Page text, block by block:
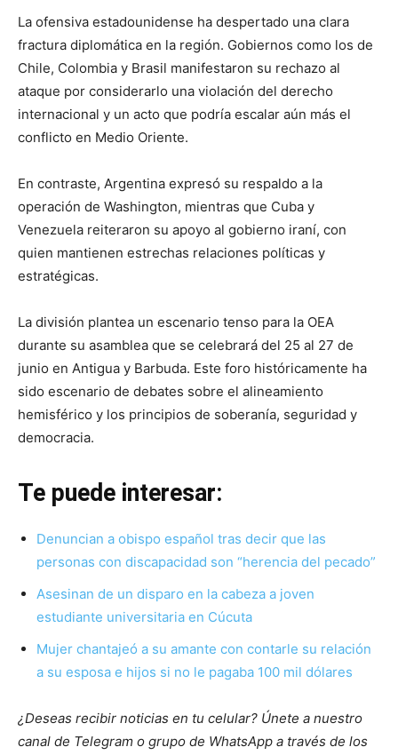
La ofensiva estadounidense ha despertado una clara
fractura diplomática en la región. Gobiernos como los de
Chile, Colombia y Brasil manifestaron su rechazo al
ataque por considerarlo una violación del derecho
internacional y un acto que podría escalar aún más el
conflicto en Medio Oriente.
En contraste, Argentina expresó su respaldo a la
operación de Washington, mientras que Cuba y
Venezuela reiteraron su apoyo al gobierno iraní, con
quien mantienen estrechas relaciones políticas y
estratégicas.
La división plantea un escenario tenso para la OEA
durante su asamblea que se celebrará del 25 al 27 de
junio en Antigua y Barbuda. Este foro históricamente ha
sido escenario de debates sobre el alineamiento
hemisférico y los principios de soberanía, seguridad y
democracia.
Te puede interesar:
Denuncian a obispo español tras decir que las
personas con discapacidad son “herencia del pecado”
Asesinan de un disparo en la cabeza a joven
estudiante universitaria en Cúcuta
Mujer chantajeó a su amante con contarle su relación
a su esposa e hijos si no le pagaba 100 mil dólares
¿Deseas recibir noticias en tu celular? Únete a nuestro
canal de Telegram o grupo de WhatsApp a través de los